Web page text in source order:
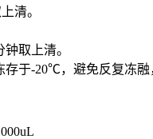
清。
取上清。
于-20℃，避免反复冻融